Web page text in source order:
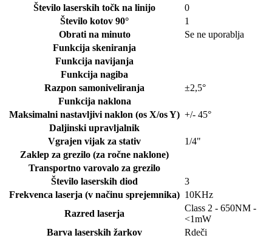
Število laserskih točk na linijo
0
Število kotov 90°
1
Obrati na minuto
Se ne uporablja
Funkcija skeniranja
Funkcija navijanja
Funkcija nagiba
Razpon samoniveliranja
±2,5°
Funkcija naklona
Maksimalni nastavljivi naklon (os X/os Y) +/- 45°
Daljinski upravljalnik
Vgrajen vijak za stativ
1/4"
Zaklep za grezilo (za ročne naklone)
Transportno varovalo za grezilo
Število laserskih diod
3
Frekvenca laserja (v načinu sprejemnika) 10KHz
Razred laserja
Class 2 - 650NM -
<1mW
Barva laserskih žarkov
Rdeči